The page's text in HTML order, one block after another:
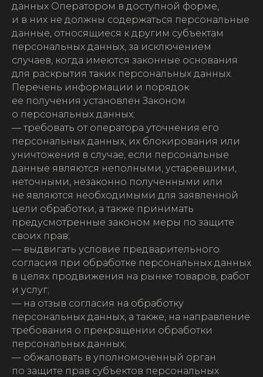
данных Оператором в доступной форме,
и в них не должны содержаться персональные
данные, относящиеся к другим субъектам
персональных данных, за исключением
случаев, когда имеются законные основания
для раскрытия таких персональных данных.
Перечень информации и порядок
ее получения установлен Законом
о персональных данных;
— требовать от оператора уточнения его
персональных данных, их блокирования или
уничтожения в случае, если персональные
данные являются неполными, устаревшими,
неточными, незаконно полученными или
не являются необходимыми для заявленной
цели обработки, а также принимать
предусмотренные законом меры по защите
своих прав;
— выдвигать условие предварительного
согласия при обработке персональных данных
в целях продвижения на рынке товаров, работ
и услуг;
— на отзыв согласия на обработку
персональных данных, а также, на направление
требования о прекращении обработки
персональных данных;
— обжаловать в уполномоченный орган
по защите прав субъектов персональных